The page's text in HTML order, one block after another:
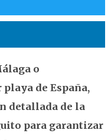
o
de España,
detallada de la
para garantizar